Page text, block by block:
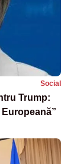
Social
Trump: